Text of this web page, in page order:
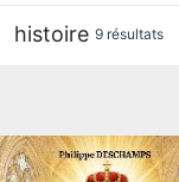
histoire 9 résultats